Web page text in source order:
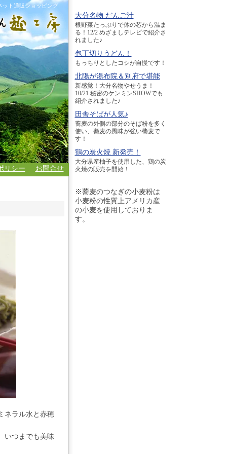
ット通販ショッピング
お問合せ
リシー
ネラル水と赤穂
いつまでも美味
※蕎麦のつなぎの小麦粉は
小麦粉の性質上アメリカ産
の小麦を使用しておりま
す。
大分名物 だんご汁
根野菜たっぷりで体の芯から温ま
る！12/2 めざましテレビで紹介さ
れました♪
包丁切りうどん！
もっちりとしたコシが自慢です！
北陽が湯布院＆別府で堪能
新感覚！大分名物やせうま！
10/21 秘密のケンミンSHOWでも
紹介されました♪
田舎そばが人気♪
蕎麦の外側の部分のそば粉を多く
使い、蕎麦の風味が強い蕎麦で
す！
鶏の炭火焼 新発売！
大分県産柚子を使用した、鶏の炭
火焼の販売を開始！